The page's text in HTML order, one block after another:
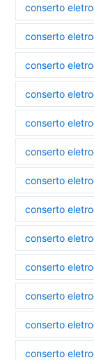
conserto
conserto
conserto
conserto
conserto
conserto
conserto
conserto
conserto
conserto
conserto
conserto
conserto